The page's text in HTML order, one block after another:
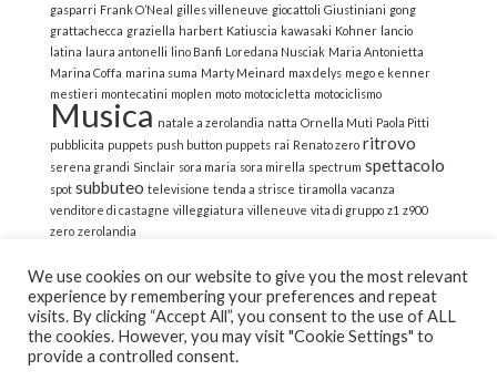
gasparri Frank O’Neal gilles villeneuve giocattoli Giustiniani gong
grattachecca graziella harbert Katiuscia kawasaki Kohner lancio
latina laura antonelli lino Banfi Loredana Nusciak Maria Antonietta
Marina Coffa marina suma Marty Meinard max delys mego e kenner
mestieri montecatini moplen moto motocicletta motociclismo
Musica natale a zerolandia natta Ornella Muti Paola Pitti
pubblicita puppets push button puppets rai Renato zero ritrovo
serena grandi Sinclair sora maria sora mirella spectrum spettacolo
spot subbuteo televisione tenda a strisce tiramolla vacanza
venditore di castagne villeggiatura villeneuve vita di gruppo z1 z900
zero zerolandia
© 2022 La Strana Nostalgia | All Rights Reserved | Powered
We use cookies on our website to give you the most relevant
experience by remembering your preferences and repeat
visits. By clicking “Accept All”, you consent to the use of ALL
the cookies. However, you may visit "Cookie Settings" to
provide a controlled consent.